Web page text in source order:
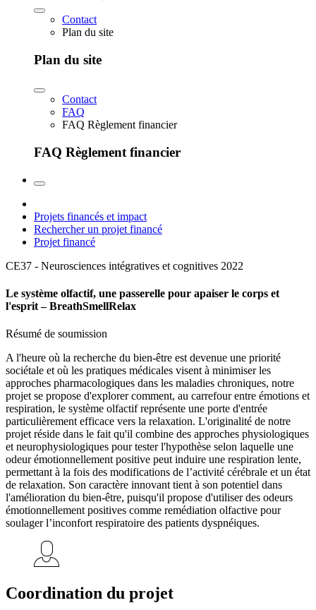
Contact
Plan du site
Plan du site
Contact
FAQ
FAQ Règlement financier
FAQ Règlement financier
Projets financés et impact
Rechercher un projet financé
Projet financé
CE37 - Neurosciences intégratives et cognitives 2022
Le système olfactif, une passerelle pour apaiser le corps et
l'esprit – BreathSmellRelax
Résumé de soumission
A l'heure où la recherche du bien-être est devenue une priorité
sociétale et où les pratiques médicales visent à minimiser les
approches pharmacologiques dans les maladies chroniques, notre
projet se propose d'explorer comment, au carrefour entre émotions et
respiration, le système olfactif représente une porte d'entrée
particulièrement efficace vers la relaxation. L'originalité de notre
projet réside dans le fait qu'il combine des approches physiologiques
et neurophysiologiques pour tester l'hypothèse selon laquelle une
odeur émotionnellement positive peut induire une respiration lente,
permettant à la fois des modifications de l’activité cérébrale et un état
de relaxation. Son caractère innovant tient à son potentiel dans
l'amélioration du bien-être, puisqu'il propose d'utiliser des odeurs
émotionnellement positives comme remédiation olfactive pour
soulager l’inconfort respiratoire des patients dyspnéiques.
Coordination du projet